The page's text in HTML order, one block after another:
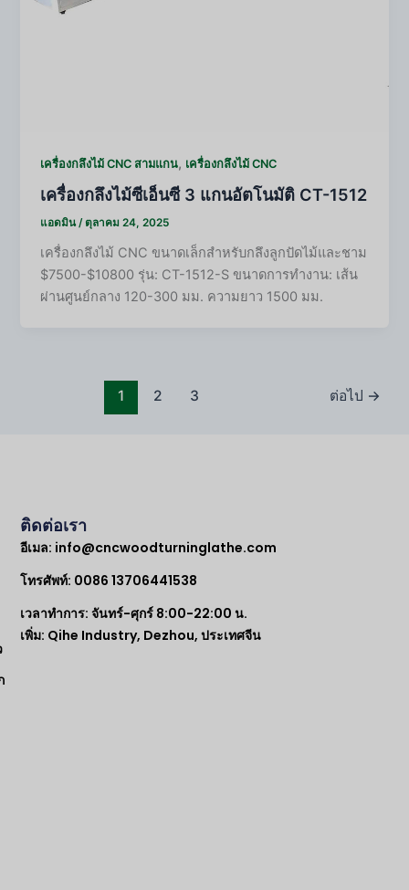
เครื่องกลึงไม้ CNC สามแกน, เครื่องกลึงไม้ CNC
เครื่องกลึงไม้ซีเอ็นซี 3 แกนอัตโนมัติ CT-1512
แอดมิน/ ตุลาคม 24, 2025
เครื่องกลึงไม้ CNC ขนาดเล็กสำหรับกลึงลูกปัดไม้และชาม
$7500-$10800 รุ่น: CT-1512-S ขนาดการทำงาน: เส้น
ผ่านศูนย์กลาง 120-300 มม. ความยาว 1500 มม.
1 2 3 ต่อไป →
ติดต่อเรา
อีเมล: info@cncwoodturninglathe.com
โทรศัพท์: 0086 13706441538
เวลาทำการ: จันทร์-ศุกร์ 8:00-22:00 น.
เพิ่ม: Qihe Industry, Dezhou, ประเทศจีน